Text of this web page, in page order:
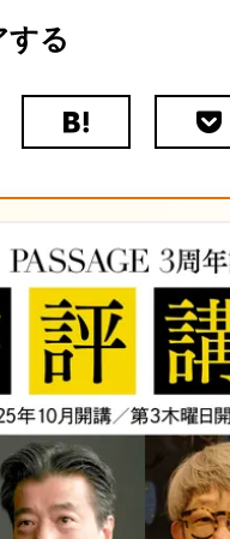
する
は
ク
マ
ー
ク